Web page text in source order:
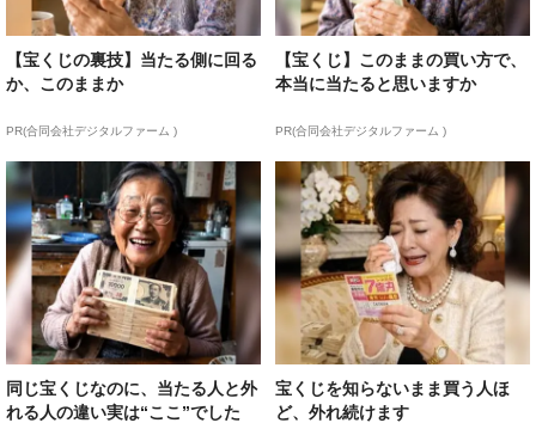
【宝くじの裏技】当たる側に回る
か、このままか
PR(合同会社デジタルファーム )
【宝くじ】このままの買い方で、
本当に当たると思いますか
PR(合同会社デジタルファーム )
同じ宝くじなのに、当たる人と外
れる人の違い実は“ここ”でした
宝くじを知らないまま買う人ほ
ど、外れ続けます